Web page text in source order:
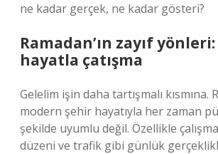
ne kadar gerçek, ne kadar gösteri?
Ramadan’ın zayıf
hayatla çatışma
Gelelim işin daha tartışmalı kısmına.
modern şehir hayatıyla her zaman
şekilde uyumlu değil. Özellikle
düzeni ve trafik gibi günlük